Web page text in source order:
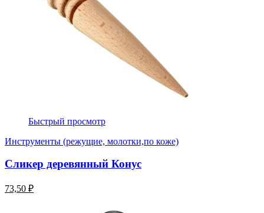
Быстрый просмотр
Инструменты (режущие, молотки,по коже)
Сликер деревянный Конус
73,50 ₽